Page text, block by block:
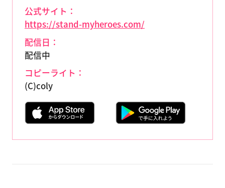
公式サイト：
https://stand-myheroes.com/
配信日：
配信中
コピーライト：
(C)coly